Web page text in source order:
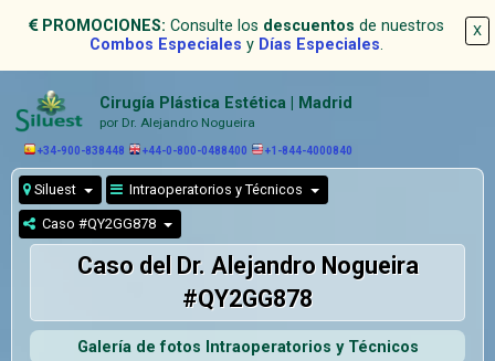
X
PROMOCIONES: Consulte los descuentos de nuestros
Combos Especiales y Días Especiales.
Cirugía Plástica Estética | Madrid
por Dr. Alejandro Nogueira
+34-900-838448 +44-0-800-0488400 +1-844-4000840
Siluest Intraoperatorios y Técnicos
Caso #QY2GG878
Caso del Dr. Alejandro Nogueira
#QY2GG878
Galería de fotos Intraoperatorios y Técnicos